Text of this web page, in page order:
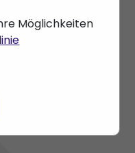
Möglichkeiten